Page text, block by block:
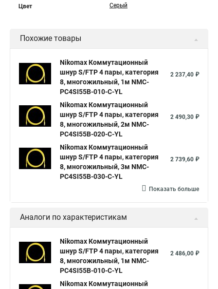
Цвет Серый
Похожие товары
Nikomax Коммутационный
шнур S/FTP 4 пары, категория
8, многожильный, 1м NMC-
PC4SI55B-010-C-YL
2 237,40 ₽
Nikomax Коммутационный
шнур S/FTP 4 пары, категория
8, многожильный, 2м NMC-
PC4SI55B-020-C-YL
2 490,30 ₽
Nikomax Коммутационный
шнур S/FTP 4 пары, категория
8, многожильный, 3м NMC-
PC4SI55B-030-C-YL
2 739,60 ₽
Показать больше
Аналоги по характеристикам
Nikomax Коммутационный
шнур S/FTP 4 пары, категория
8, многожильный, 1м NMC-
PC4SI55B-010-C-YL
2 486,00 ₽
Nikomax Коммутационный